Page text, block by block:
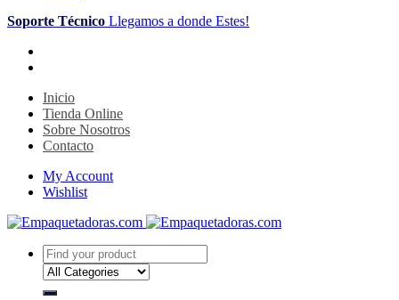
Soporte Técnico Llegamos a donde Estes!
Inicio
Tienda Online
Sobre Nosotros
Contacto
My Account
Wishlist